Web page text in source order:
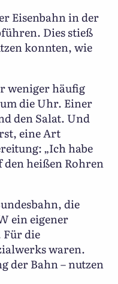
Eisenbahn in der
Dies stieß
konnten, wie
weniger häufig
die Uhr. Einer
den Salat. Und
eine Art
„Ich habe
heißen Rohren
die
ein eigener
Für die
waren.
der Bahn – nutzen